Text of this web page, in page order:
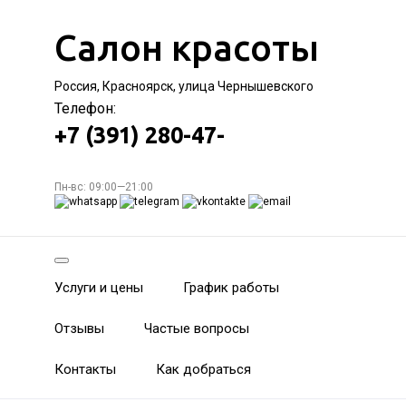
Салон красоты
Россия, Красноярск, улица Чернышевского
Телефон:
+7 (391) 280-47-
Пн-вс: 09:00—21:00
Услуги и цены График работы
Отзывы Частые вопросы
Контакты Как добраться